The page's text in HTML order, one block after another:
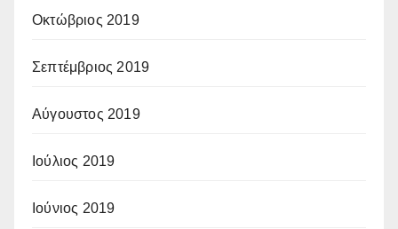
Οκτώβριος 2019
Σεπτέμβριος 2019
Αύγουστος 2019
Ιούλιος 2019
Ιούνιος 2019